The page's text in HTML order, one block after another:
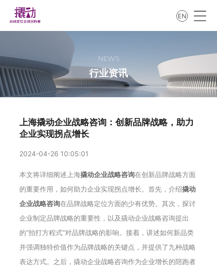
EN
NEWS
行业资讯
上海撬动企业战略咨询：创新品牌战略，助力
企业实现拐点增长
2024-04-26 10:05:01
本文将详细阐述上海撬动企业战略咨询在创新品牌战略方面
的重要作用，如何助力企业实现拐点增长。首先，介绍撬动
企业战略咨询在品牌战略定位方面的少有优势。其次，探讨
企业制定品牌战略的重要性，以及撬动企业战略咨询提出
的“拍打方程式”对品牌战略的影响。接着，讲述如何新品类
并强调独特价值作为品牌战略的关键点，并提供了九种战略
表达方式。之后，撬动企业战略咨询作为企业增长的陪跑者